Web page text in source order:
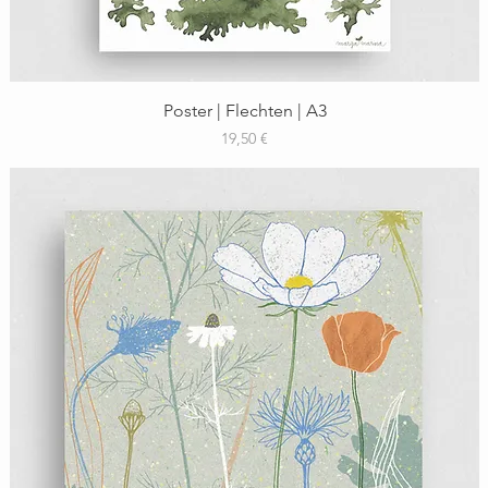
Schnellansicht
Poster | Flechten | A3
Preis
19,50 €